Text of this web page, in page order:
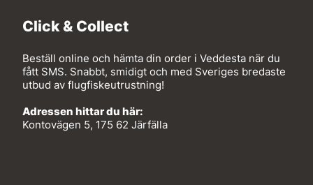
Click & Collect
Beställ online och hämta din order i Veddesta när du
fått SMS. Snabbt, smidigt och med Sveriges bredaste
utbud av flugfiskeutrustning!
Adressen hittar du här:
Kontovägen 5, 175 62 Järfälla